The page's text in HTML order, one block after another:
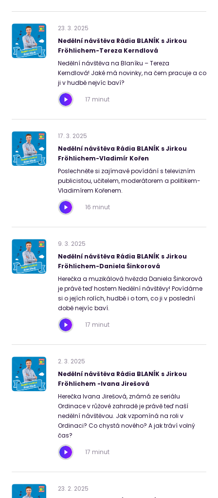
23. 3. 2025
Nedělní návštěva Rádia BLANÍK s Jirkou
Fröhlichem-Tereza Kerndlová
Nedělní návštěva na Blaníku – Tereza
Kerndlová! Jaké má novinky, na čem pracuje a co
ji v hudbě nejvíc baví?
17 minut
17. 3. 2025
Nedělní návštěva Rádia BLANÍK s Jirkou
Fröhlichem-Vladimír Kořen
Poslechněte si zajímavé povídání s televizním
publicistou, učitelem, moderátorem a politikem-
Vladimírem Kořenem.
16 minut
9. 3. 2025
Nedělní návštěva Rádia BLANÍK s Jirkou
Fröhlichem-Daniela Šinkorová
Herečka a muzikálová hvězda Daniela Šinkorová
je právě teď hostem Nedělní návštěvy! Povídáme
si o jejích rolích, hudbě i o tom, co ji v poslední
době nejvíc baví.
17 minut
2. 3. 2025
Nedělní návštěva Rádia BLANÍK s Jirkou
Fröhlichem -Ivana Jirešová
Herečka Ivana Jirešová, známá ze seriálu
Ordinace v růžové zahradě je právě teď naší
nedělní návštěvou. Jak vzpomíná na roli v
Ordinaci? Co chystá nového? A jak tráví volný
čas?
17 minut
23. 2. 2025